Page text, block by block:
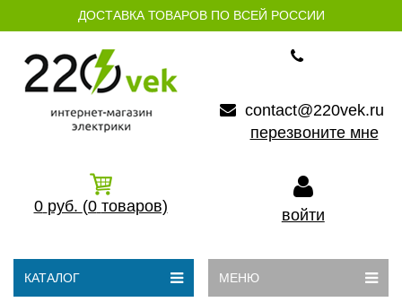
ДОСТАВКА ТОВАРОВ ПО ВСЕЙ РОССИИ
contact@220vek.ru
перезвоните мне
0 руб. (0 товаров) войти
КАТАЛОГ МЕНЮ